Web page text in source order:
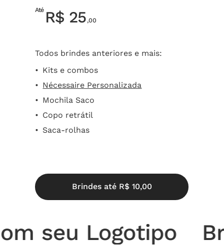
Até R$ 25,00
Todos brindes anteriores e mais:
Kits e combos
Nécessaire Personalizada
Mochila Saco
Copo retrátil
Saca-rolhas
Brindes até R$ 10,00
Logotipo